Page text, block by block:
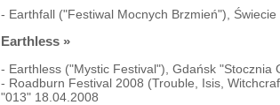
- Earthfall ("Festiwal Mocnych Brzmień"),
Earthless »
- Earthless ("Mystic Festival"), Gdańsk "Stocznia
- Roadburn Festival 2008 (Trouble, Isis,
"013" 18.04.2008